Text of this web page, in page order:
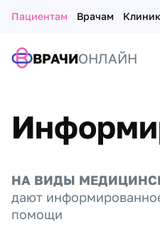
Пациентам Врачам
ВРАЧИОНЛАЙН
НА ВИДЫ
дают
помощи